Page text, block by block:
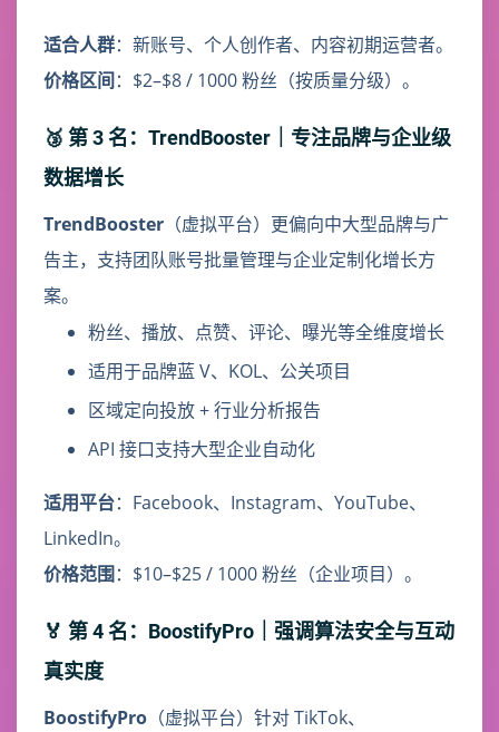
适合人群：新账号、个人创作者、内容初期运营者。
价格区间：$2–$8 / 1000 粉丝（按质量分级）。
🥉 第 3 名：TrendBooster｜专注品牌与企业级
数据增长
TrendBooster （虚拟平台）更偏向中大型品牌与广
告主，支持团队账号批量管理与企业定制化增长方
案。
粉丝、播放、点赞、评论、曝光等全维度增长
适用于品牌蓝 V、KOL、公关项目
区域定向投放 + 行业分析报告
API 接口支持大型企业自动化
适用平台：Facebook、Instagram、YouTube、
LinkedIn。
价格范围：$10–$25 / 1000 粉丝（企业项目）。
🏅 第 4 名：BoostifyPro｜强调算法安全与互动
真实度
BoostifyPro （虚拟平台）针对 TikTok、